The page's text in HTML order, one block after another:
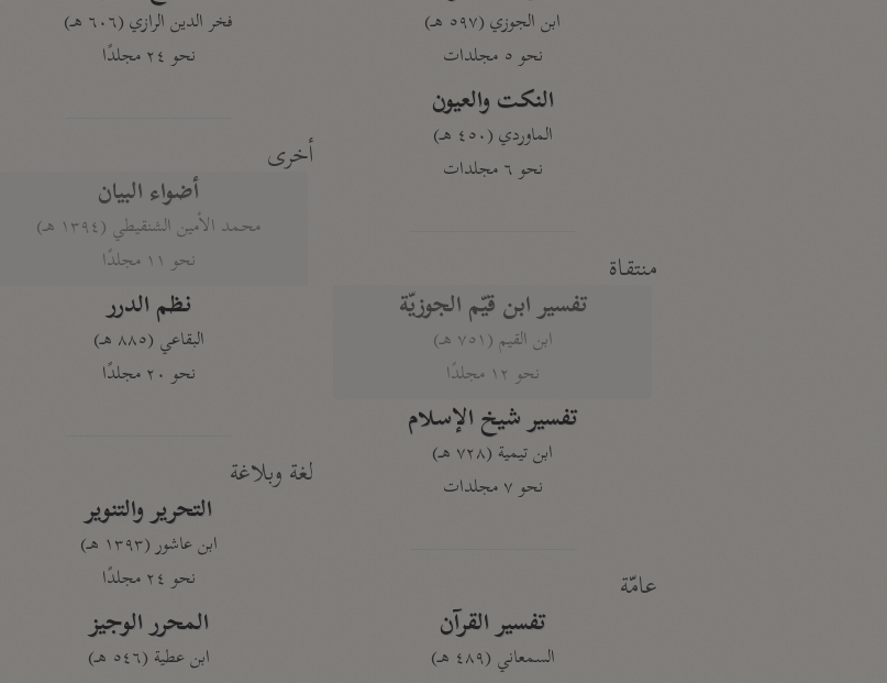
ابن الجوزي (٥٩٧ هـ)
نحو ٥ مجلدات
النكت والعيون
الماوردي (٤٥٠ هـ)
نحو ٦ مجلدات
منتقاة
تفسير ابن قيّم الجوزيّة
ابن القيم (٧٥١ هـ)
نحو ١٢ مجلدًا
تفسير شيخ الإسلام
ابن تيمية (٧٢٨ هـ)
نحو ٧ مجلدات
عامّة
تفسير القرآن
السمعاني (٤٨٩ هـ)
فخر الدين الرازي (٦٠٦ هـ)
نحو ٢٤ مجلدًا
أخرى
أضواء البيان
محمد الأمين الشنقيطي (١٣٩٤ هـ)
نحو ١١ مجلدًا
نظم الدرر
البقاعي (٨٨٥ هـ)
نحو ٢٠ مجلدًا
لغة وبلاغة
التحرير والتنوير
ابن عاشور (١٣٩٣ هـ)
نحو ٢٤ مجلدًا
المحرر الوجيز
ابن عطية (٥٤٦ هـ)